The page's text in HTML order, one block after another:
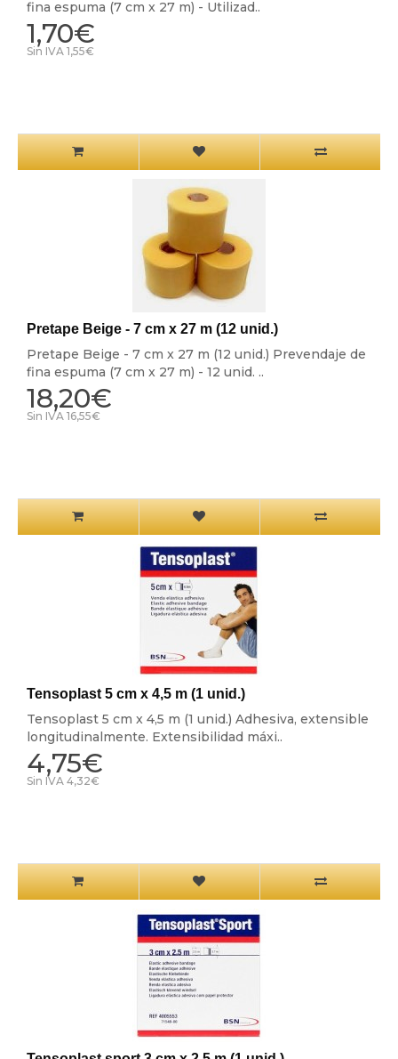
fina espuma (7 cm x 27 m) - Utilizad..
1,70€
Sin IVA 1,55€
Pretape Beige - 7 cm x 27 m (12 unid.)
Pretape Beige - 7 cm x 27 m (12 unid.) Prevendaje de
fina espuma (7 cm x 27 m) - 12 unid. ..
18,20€
Sin IVA 16,55€
Tensoplast 5 cm x 4,5 m (1 unid.)
Tensoplast 5 cm x 4,5 m (1 unid.) Adhesiva, extensible
longitudinalmente. Extensibilidad máxi..
4,75€
Sin IVA 4,32€